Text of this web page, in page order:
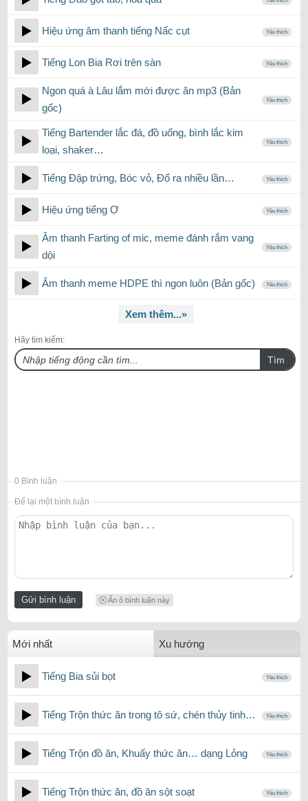
Hiệu ứng âm thanh tiếng Nấc cụt Yêu thích
Tiếng Lon Bia Rơi trên sàn Yêu thích
Ngon quá à Lâu lắm mới được ăn mp3 (Bản
gốc)
Yêu thích
Tiếng Bartender lắc đá, đồ uống, bình lắc kim
loại, shaker…
Yêu thích
Tiếng Đập trứng, Bóc vỏ, Đổ ra nhiều lần… Yêu thích
Hiệu ứng tiếng Ợ Yêu thích
Âm thanh Farting of mic, meme đánh rắm vang
dội
Yêu thích
Âm thanh meme HDPE thì ngon luôn (Bản gốc) Yêu thích
Xem thêm...»
Hãy tìm kiếm:
Tìm
0 Bình luận
Để lại một bình luận
Ẩn ô bình luận này
Mới nhất Xu hướng
Tiếng Bia sủi bọt Yêu thích
Tiếng Trộn thức ăn trong tô sứ, chén thủy tinh… Yêu thích
Tiếng Trộn đồ ăn, Khuấy thức ăn… dạng Lỏng Yêu thích
Tiếng Trộn thức ăn, đồ ăn sột soạt Yêu thích